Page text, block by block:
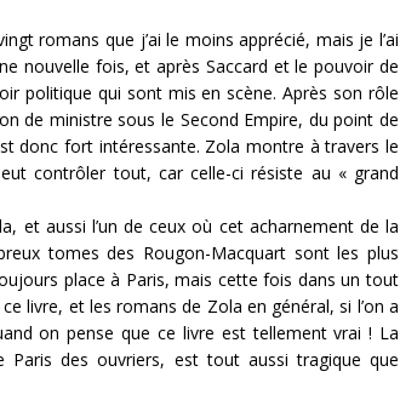
romans que j’ai le moins apprécié, mais je l’ai
nouvelle fois, et après Saccard et le pouvoir de
politique qui sont mis en scène. Après son rôle
de ministre sous le Second Empire, du point de
donc fort intéressante. Zola montre à travers le
contrôler tout, car celle-ci résiste au « grand
et aussi l’un de ceux où cet acharnement de la
tomes des Rougon-Macquart sont les plus
place à Paris, mais cette fois dans un tout
livre, et les romans de Zola en général, si l’on a
on pense que ce livre est tellement vrai ! La
Paris des ouvriers, est tout aussi tragique que